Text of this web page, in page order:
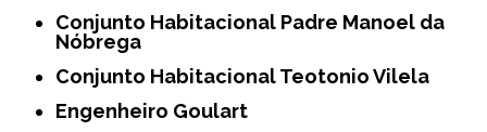
Conjunto Habitacional Padre Manoel da
Nóbrega
Conjunto Habitacional Teotonio Vilela
Engenheiro Goulart